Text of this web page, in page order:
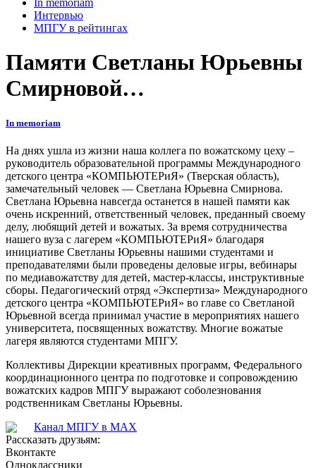
In memoriam
Интервью
МПГУ в рейтингах
Памяти Светланы Юрьевны
Смирновой…
In memoriam
На днях ушла из жизни наша коллега по вожатскому цеху –
руководитель образовательной программы Международного
детского центра «КОМПЬЮТЕРиЯ» (Тверская область),
замечательный человек — Светлана Юрьевна Смирнова.
Светлана Юрьевна навсегда останется в нашей памяти как
очень искренний, ответственный человек, преданный своему
делу, любящий детей и вожатых. За время сотрудничества
нашего вуза с лагерем «КОМПЬЮТЕРиЯ» благодаря
инициативе Светланы Юрьевны нашими студентами и
преподавателями были проведены деловые игры, вебинары
по медиавожатству для детей, мастер-классы, инструктивные
сборы. Педагогический отряд «Экспертиза» Международного
детского центра «КОМПЬЮТЕРиЯ» во главе со Светланой
Юрьевной всегда принимал участие в мероприятиях нашего
университета, посвященных вожатству. Многие вожатые
лагеря являются студентами МПГУ.
Коллективы Дирекции креативных программ, Федерального
координационного центра по подготовке и сопровождению
вожатских кадров МПГУ выражают соболезнования
родственникам Светланы Юрьевны.
Канал МПГУ в MAX
Рассказать друзьям:
Вконтакте
Одноклассники